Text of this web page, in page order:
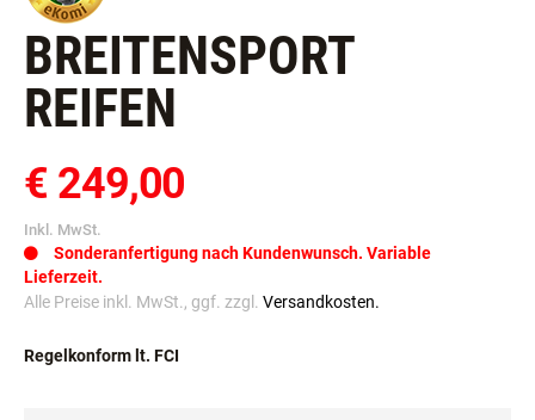
BREITENSPORT
REIFEN
€ 249,00
Inkl. MwSt.
Sonderanfertigung nach Kundenwunsch. Variable
Lieferzeit.
Alle Preise inkl. MwSt., ggf. zzgl. Versandkosten.
Regelkonform lt. FCI